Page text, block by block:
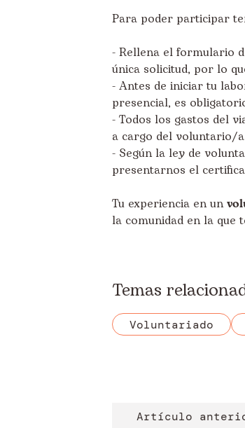
Para poder participar
- Rellena el formulario
única solicitud, por lo
- Antes de iniciar tu
presencial, es
- Todos los gastos del
a cargo del voluntario/
- Según la ley de
presentarnos el
Tu experiencia en un
la comunidad en la que
Temas
Voluntariado
Artículo